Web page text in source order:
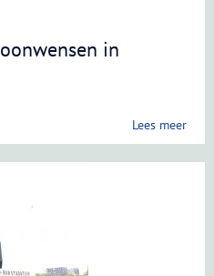
in
Lees meer